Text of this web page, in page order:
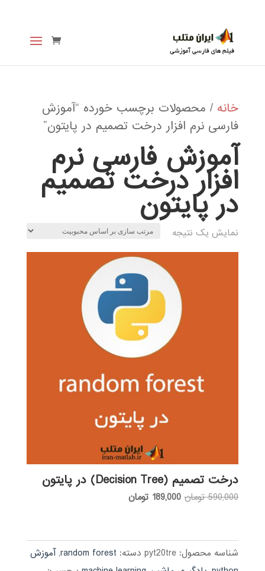
خانه / محصولات برچسب خورده “آموزش
فارسی نرم افزار درخت تصمیم در پایتون”
آموزش فارسی نرم
افزار درخت تصمیم
در پایتون
نمایش یک نتیجه
درخت تصمیم (Decision Tree) در پایتون
590,000 تومان قیمت
بود.
189,000 تومانقیمت
شناسه محصول: pyt20tre دسته: random forest
,آموزش